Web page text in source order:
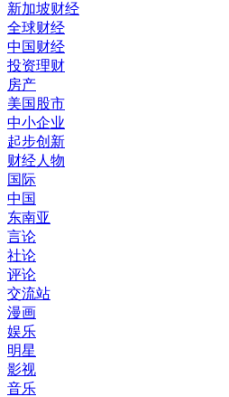
新加坡财经
全球财经
中国财经
投资理财
房产
美国股市
中小企业
起步创新
财经人物
国际
中国
东南亚
言论
社论
评论
交流站
漫画
娱乐
明星
影视
音乐